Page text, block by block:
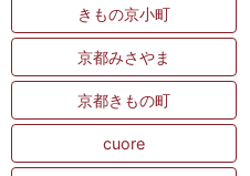
きもの京小町
京都みさやま
京都きもの町
cuore